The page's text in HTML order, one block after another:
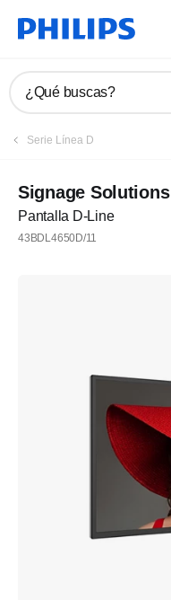
¿Qué buscas?
Serie Línea D
Signage Solutions
Pantalla D-Line
43BDL4650D/11